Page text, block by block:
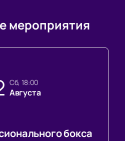
мероприятия
сб, 18:00
Августа
бокса